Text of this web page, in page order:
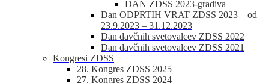
DAN ZDSS 2023-gradiva
Dan ODPRTIH VRAT ZDSS 2023 – od
23.9.2023 – 31.12.2023
Dan davčnih svetovalcev ZDSS 2022
Dan davčnih svetovalcev ZDSS 2021
Kongresi ZDSS
28. Kongres ZDSS 2025
27. Kongres ZDSS 2024